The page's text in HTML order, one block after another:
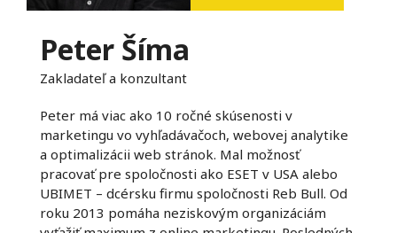
Peter Šíma
Zakladateľ a konzultant
Peter má viac ako 10 ročné skúsenosti v
marketingu vo vyhľadávačoch, webovej analytike
a optimalizácii web stránok. Mal možnosť
pracovať pre spoločnosti ako ESET v USA alebo
UBIMET – dcérsku firmu spoločnosti Reb Bull. Od
roku 2013 pomáha neziskovým organizáciám